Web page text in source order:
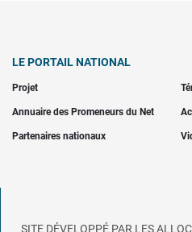
LE PORTAIL NATIONAL
Projet
Annuaire des Promeneurs du Net
Partenaires nationaux
SITE DÉVELOPPÉ PAR LES